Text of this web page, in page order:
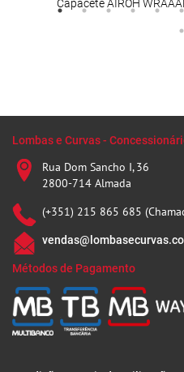
Lombas e Curvas -
Rua Dom Sancho I, 36
2800-714 Almada
(+351) 215 865 685
Métodos de Pagamento